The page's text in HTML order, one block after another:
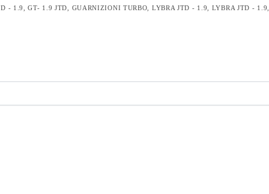
- 1.9,GT- 1.9 JTD, GUARNIZIONI TURBO, LYBRA JTD - 1.9, LYBRA JTD - 1.9,